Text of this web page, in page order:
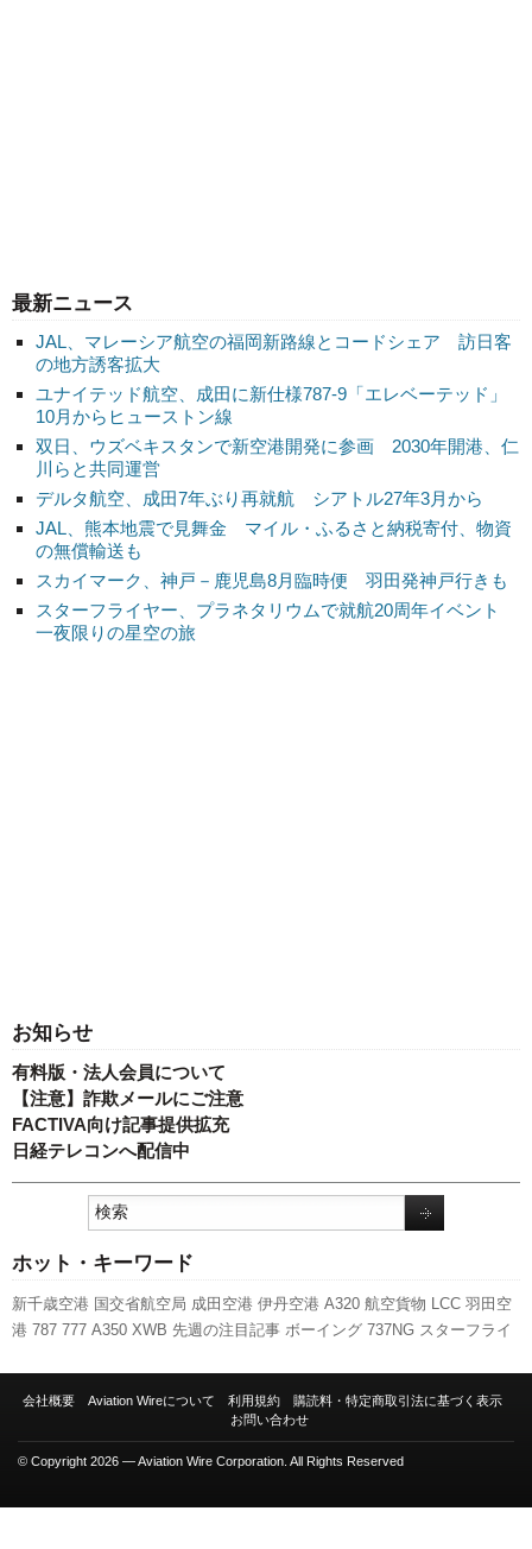
最新ニュース
JAL、マレーシア航空の福岡新路線とコードシェア 訪日客
の地方誘客拡大
ユナイテッド航空、成田に新仕様787-9「エレベーテッド」
10月からヒューストン線
双日、ウズベキスタンで新空港開発に参画 2030年開港、仁
川らと共同運営
デルタ航空、成田7年ぶり再就航 シアトル27年3月から
JAL、熊本地震で見舞金 マイル・ふるさと納税寄付、物資
の無償輸送も
スカイマーク、神戸－鹿児島8月臨時便 羽田発神戸行きも
スターフライヤー、プラネタリウムで就航20周年イベント
一夜限りの星空の旅
お知らせ
有料版・法人会員について
【注意】詐欺メールにご注意
FACTIVA向け記事提供拡充
日経テレコンへ配信中
ホット・キーワード
新千歳空港 国交省航空局 成田空港 伊丹空港 A320 航空貨物 LCC 羽田空
港 787 777 A350 XWB 先週の注目記事 ボーイング 737NG スターフライ
ク 発着回数 ANAホールディングス 訪日客 ピーチ・アビエーション 利用
会社概要 Aviation Wireについて 利用規約
購読料・特定商取引法に基づく表示
お問い合わせ
© Copyright 2026 — Aviation Wire Corporation. All Rights Reserved